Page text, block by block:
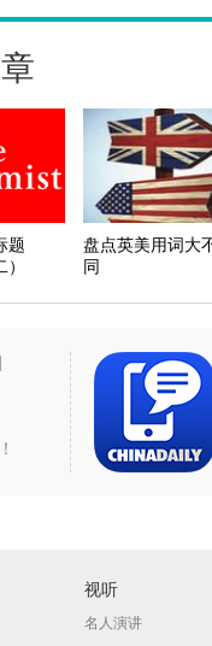
题
盘点英美用词大
同
视听
名人演讲